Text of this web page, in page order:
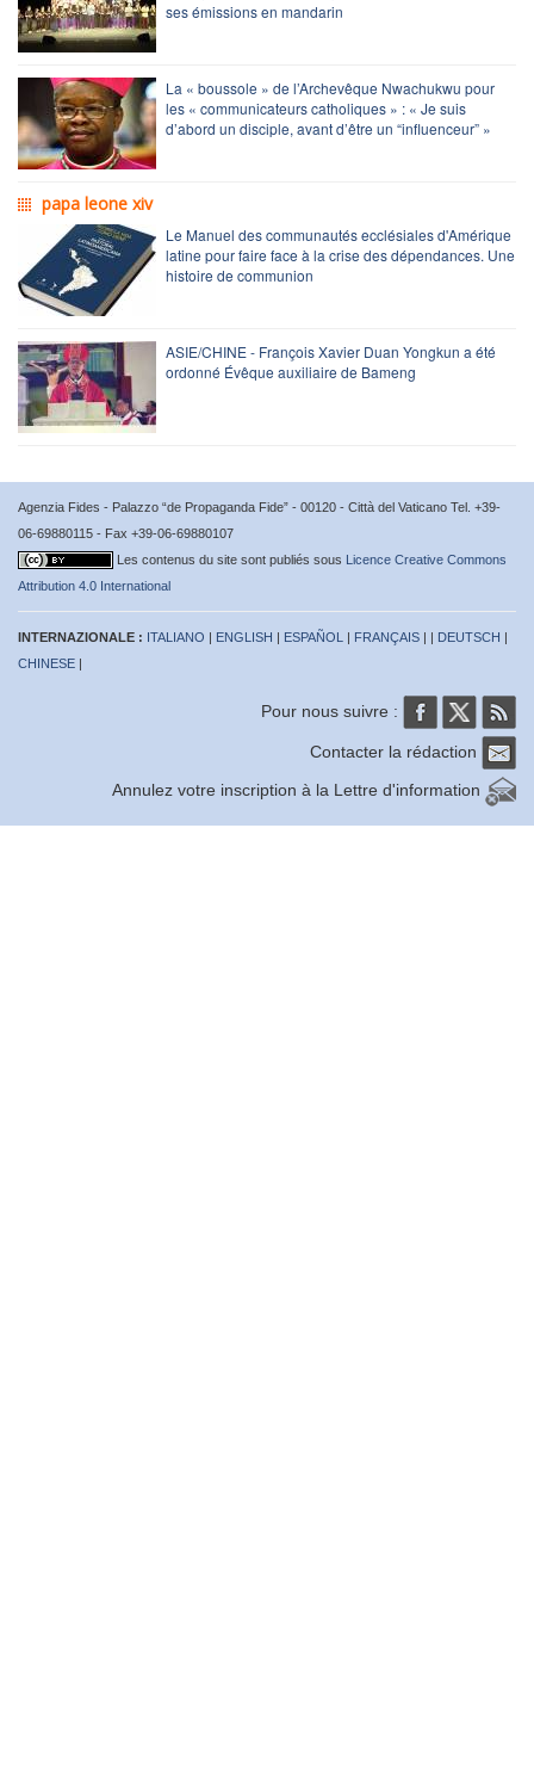
ses émissions en mandarin
La « boussole » de l’Archevêque Nwachukwu pour
les « communicateurs catholiques » : « Je suis
d’abord un disciple, avant d’être un “influenceur” »
papa leone xiv
Le Manuel des communautés ecclésiales d'Amérique
latine pour faire face à la crise des dépendances. Une
histoire de communion
ASIE/CHINE - François Xavier Duan Yongkun a été
ordonné Évêque auxiliaire de Bameng
Agenzia Fides - Palazzo “de Propaganda Fide” - 00120 - Città del Vaticano Tel. +39-
06-69880115 - Fax +39-06-69880107
Les contenus du site sont publiés sous Licence Creative Commons
Attribution 4.0 International
INTERNAZIONALE : ITALIANO | ENGLISH | ESPAÑOL | FRANÇAIS | | DEUTSCH |
CHINESE |
Pour nous suivre :
Contacter la rédaction
Annulez votre inscription à la Lettre d'information